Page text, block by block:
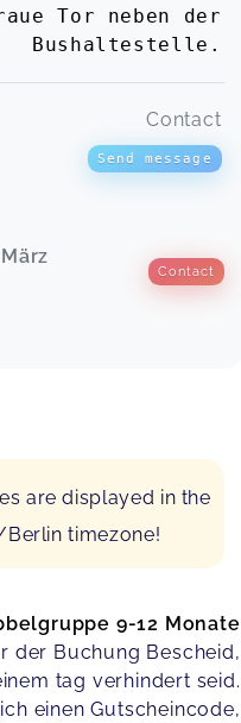
Tor neben der
Bushaltestelle.
Contact
Send message
Contact
are displayed in the
timezone!
9-12 Monate
der Buchung Bescheid,
tag verhindert seid.
einen Gutscheincode,